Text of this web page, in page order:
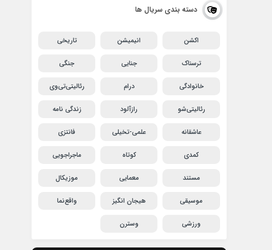
دسته بندی سریال ها
اکشن انیمیشن تاریخی
ترسناک جنایی جنگی
خانوادگی درام رئالیتی‌تی‌وی
رئالیتی‌شو رازآلود زندگی نامه
عاشقانه علمی-تخیلی فانتزی
کمدی کوتاه ماجراجویی
مستند معمایی موزیکال
موسیقی هیجان انگیز واقع‌نما
ورزشی وسترن